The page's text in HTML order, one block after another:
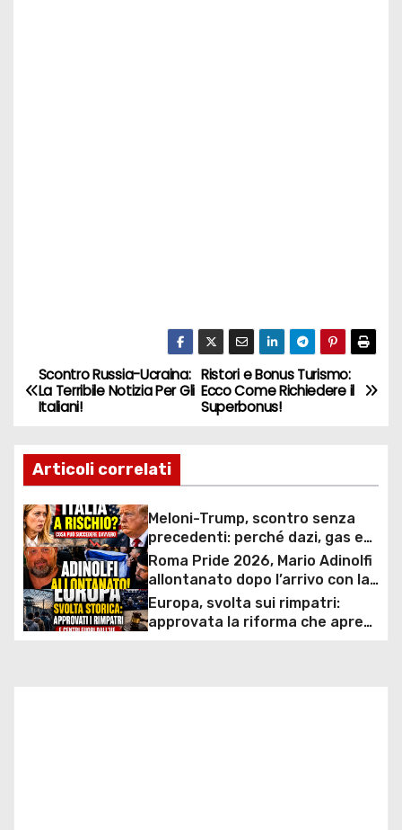
N
a
v
i
g
a
z
Ristori e Bonus Turismo:
Ecco Come Richiedere il
Superbonus!
Scontro Russia-Ucraina:
La Terribile Notizia Per Gli
Italiani!
Articoli correlati
Meloni-Trump, scontro senza
precedenti: perché dazi, gas e
rapporti diplomatici possono
costare caro all’Italia
Roma Pride 2026, Mario Adinolfi
allontanato dopo l’arrivo con la
bandiera di Israele: scontro
politico e polemiche sui diritti
Europa, svolta sui rimpatri:
approvata la riforma che apre